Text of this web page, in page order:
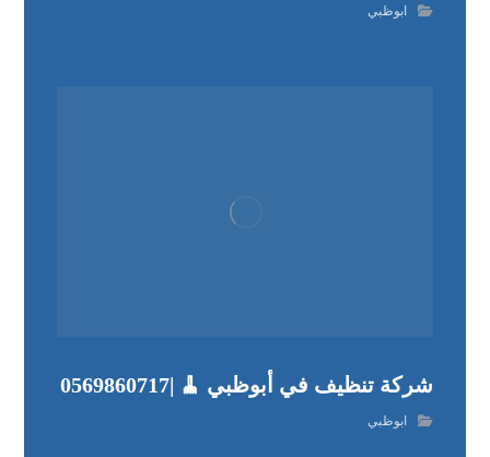
ابوظبي
شركة تنظيف في أبوظبي 🧹 |0569860717
ابوظبي